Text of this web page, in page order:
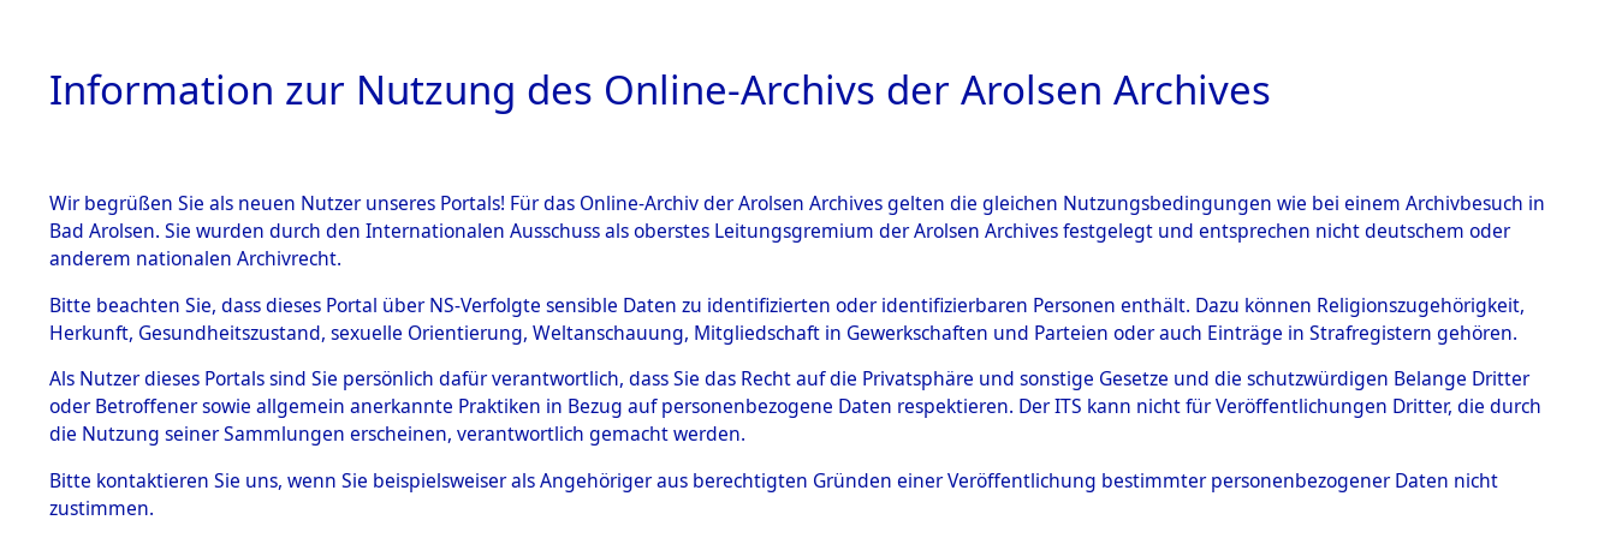
HOME BESTANDSBESCHREIBUNG ARCHIVALE ÜBERSICHT BILD
BESTÄNDE
Inhaftierungsdoku
mente
5. Verschiedenes
Todesmärsche
5.3.1 Alliierte
Ermittlungen zu den Orten Schandelah - Steinrain.→0004
(84605701)→0081 (84605782)
0081 (84605782)
Information zur Nutzung des Online-Archivs der Arolsen Archives
Wir begrüßen Sie als neuen Nutzer unseres Portals! Für das Online-Archiv der Arolsen Archives gelten die gleichen Nutzungsbedingungen wie bei einem Archivbesuch in
Bad Arolsen. Sie wurden durch den Internationalen Ausschuss als oberstes Leitungsgremium der Arolsen Archives festgelegt und entsprechen nicht deutschem oder
anderem nationalen Archivrecht.
Bitte beachten Sie, dass dieses Portal über NS-Verfolgte sensible Daten zu identifizierten oder identifizierbaren Personen enthält. Dazu können Religionszugehörigkeit,
Herkunft, Gesundheitszustand, sexuelle Orientierung, Weltanschauung, Mitgliedschaft in Gewerkschaften und Parteien oder auch Einträge in Strafregistern gehören.
Als Nutzer dieses Portals sind Sie persönlich dafür verantwortlich, dass Sie das Recht auf die Privatsphäre und sonstige Gesetze und die schutzwürdigen Belange Dritter
oder Betroffener sowie allgemein anerkannte Praktiken in Bezug auf personenbezogene Daten respektieren. Der ITS kann nicht für Veröffentlichungen Dritter, die durch
die Nutzung seiner Sammlungen erscheinen, verantwortlich gemacht werden.
Bitte kontaktieren Sie uns, wenn Sie beispielsweiser als Angehöriger aus berechtigten Gründen einer Veröffentlichung bestimmter personenbezogener Daten nicht
zustimmen.